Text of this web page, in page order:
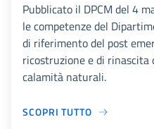
Pubblicato il DPCM del 4
le competenze del
di riferimento del post
ricostruzione e di
calamità naturali.
SCOPRI TUTTO